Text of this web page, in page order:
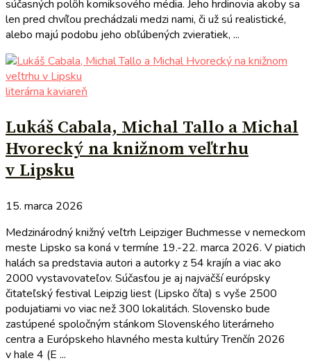
súčasných polôh komiksového média. Jeho hrdinovia akoby sa
len pred chvíľou prechádzali medzi nami, či už sú realistické,
alebo majú podobu jeho obľúbených zvieratiek, ...
literárna kaviareň
Lukáš Cabala, Michal Tallo a Michal
Hvorecký na knižnom veľtrhu
v Lipsku
15. marca 2026
Medzinárodný knižný veľtrh Leipziger Buchmesse v nemeckom
meste Lipsko sa koná v termíne 19.-22. marca 2026. V piatich
halách sa predstavia autori a autorky z 54 krajín a viac ako
2000 vystavovateľov. Súčasťou je aj najväčší európsky
čitateľský festival Leipzig liest (Lipsko číta) s vyše 2500
podujatiami vo viac než 300 lokalitách. Slovensko bude
zastúpené spoločným stánkom Slovenského literárneho
centra a Európskeho hlavného mesta kultúry Trenčín 2026
v hale 4 (E ...